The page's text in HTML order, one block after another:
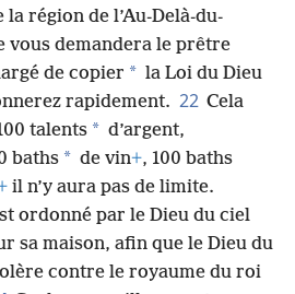
région de l’Au-Delà-du-
vous demandera le prêtre
de copier * la Loi du Dieu
rapidement. 22 Cela
talents * d’argent,
baths * de vin+, 100 baths
il n’y aura pas de limite.
ordonné par le Dieu du ciel
sa maison, afin que le Dieu du
contre le royaume du roi